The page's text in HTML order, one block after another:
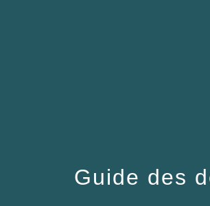
Guide des